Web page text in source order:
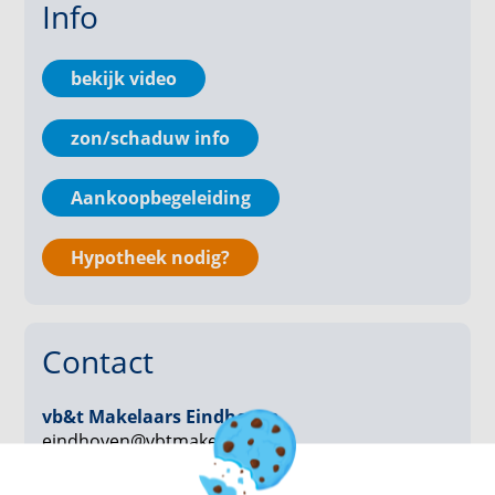
Vanuit de hal is de slaapkamer te bereiken. Deze
kamer biedt voldoende ruimt ten behoeve van het
plaatsen van een tweepersoonsbed. De glazen
raampartij geeft een leuk groen uitzicht en tevens
toegang tot het balkon.
De badkamer is geheel betegeld en beschikt over een
ligbad met douche en vaste wastafel. Op de
In de hal is een separate toiletruimte.
Info
bekijk video
zon/schaduw info
Aankoopbegeleiding
Hypotheek nodig?
Contact
vb&t Makelaars Eindhoven
eindhoven@vbtmakelaars.nl